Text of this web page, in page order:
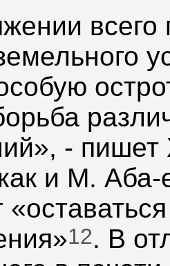
-
и М. Аба-
12. В